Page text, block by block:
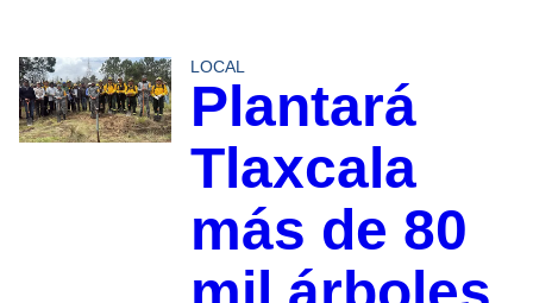
LOCAL
Plantará
Tlaxcala
más de 80